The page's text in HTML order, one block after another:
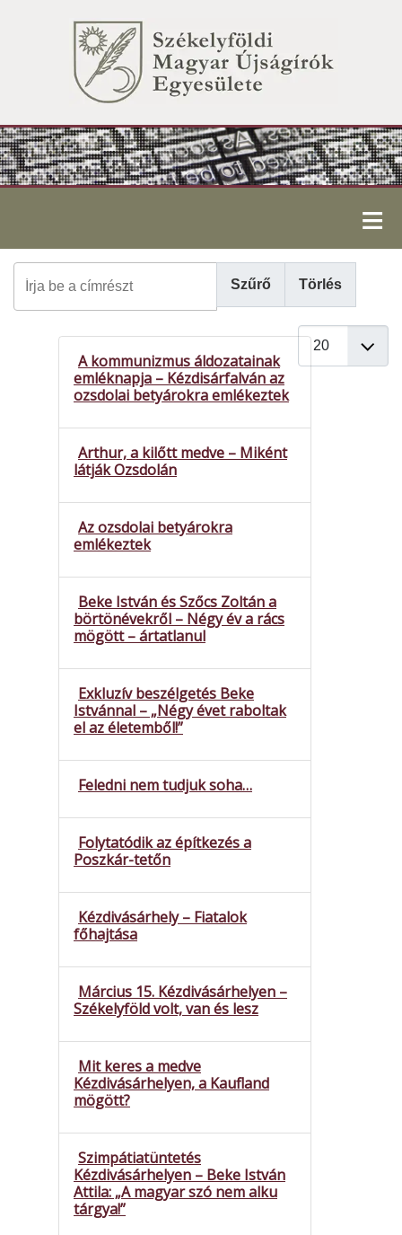
≡
Szűrő Törlés
Tételek #
A kommunizmus áldozatainak
emléknapja – Kézdisárfalván az
ozsdolai betyárokra emlékeztek
Arthur, a kilőtt medve – Miként
látják Ozsdolán
Az ozsdolai betyárokra
emlékeztek
Beke István és Szőcs Zoltán a
börtönévekről – Négy év a rács
mögött – ártatlanul
Exkluzív beszélgetés Beke
Istvánnal – „Négy évet raboltak
el az életemből!”
Feledni nem tudjuk soha…
Folytatódik az építkezés a
Poszkár-tetőn
Kézdivásárhely – Fiatalok
főhajtása
Március 15. Kézdivásárhelyen –
Székelyföld volt, van és lesz
Mit keres a medve
Kézdivásárhelyen, a Kaufland
mögött?
Szimpátiatüntetés
Kézdivásárhelyen – Beke István
Attila: „A magyar szó nem alku
tárgya!”